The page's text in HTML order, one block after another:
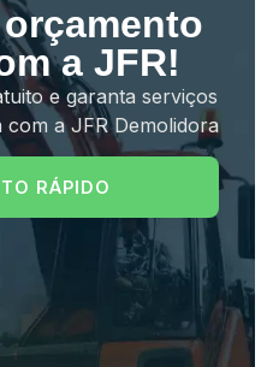
a JFR!
e garanta serviços
com a JFR Demolidora
RÁPIDO